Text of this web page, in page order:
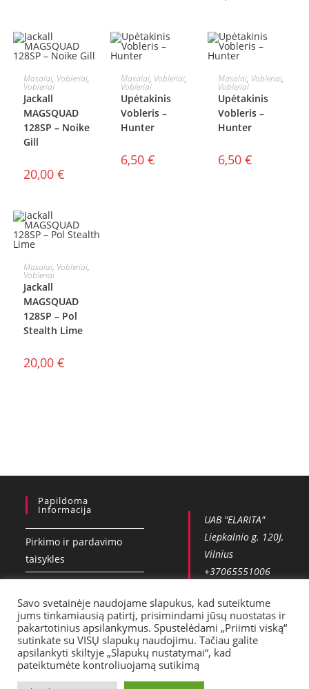
Į KREPŠELĮ
Masalai, Vobleriai,
Vobleriai
Jackall
MAGSQUAD
128SP – Noike
Gill
20,00 €
Į KREPŠELĮ
Masalai, Vobleriai,
Vobleriai
Upėtakinis
Vobleris –
Hunter
6,50 €
Į KREPŠELĮ
Masalai, Vobleriai,
Vobleriai
Upėtakinis
Vobleris –
Hunter
6,50 €
Į KREPŠELĮ
Masalai, Vobleriai,
Vobleriai
Jackall
MAGSQUAD
128SP – Pol
Stealth Lime
20,00 €
Papildoma
Informacija
Pirkimo ir pardavimo
taisykles
Kontaktai
Pristatymas
UAB "ELARITA"
Liepkalnio g. 120J,
Vilnius
+37065551006
Savo svetainėje naudojame slapukus, kad suteiktume
jums tinkamiausią patirtį, prisimindami jūsų nuostatas ir
pakartotinius apsilankymus. Spustelėdami „Priimti viską“
sutinkate su VISŲ slapukų naudojimu. Tačiau galite
apsilankyti skiltyje „Slapukų nustatymai“, kad
pateiktumėte kontroliuojamą sutikimą